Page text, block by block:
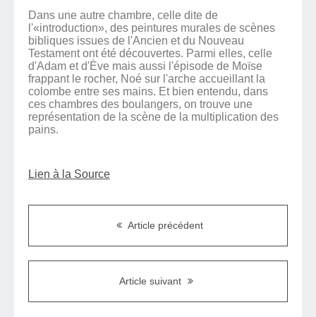
Dans une autre chambre, celle dite de
l'«introduction», des peintures murales de scènes
bibliques issues de l'Ancien et du Nouveau
Testament ont été découvertes. Parmi elles, celle
d'Adam et d'Ève mais aussi l'épisode de Moïse
frappant le rocher, Noé sur l'arche accueillant la
colombe entre ses mains. Et bien entendu, dans
ces chambres des boulangers, on trouve une
représentation de la scène de la multiplication des
pains.
Lien à la Source
Article précédent
Article suivant